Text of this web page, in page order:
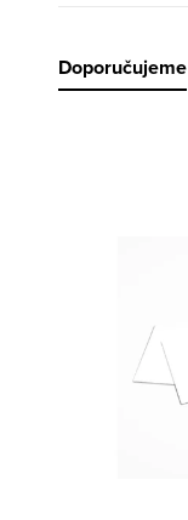
Ř
Doporučujeme